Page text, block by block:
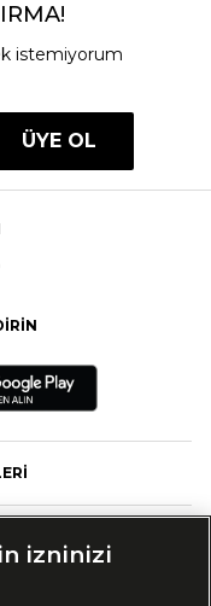
istemiyorum
ÜYE OL
izninizi